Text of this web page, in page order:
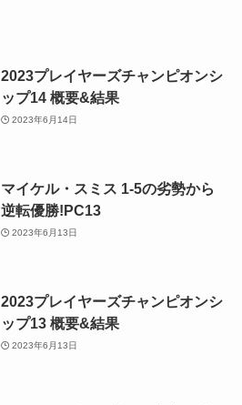
2023プレイヤーズチャンピオンシ
ップ14 概要&結果
2023年6月14日
マイケル・スミス 1-5の劣勢から
逆転優勝!PC13
2023年6月13日
2023プレイヤーズチャンピオンシ
ップ13 概要&結果
2023年6月13日